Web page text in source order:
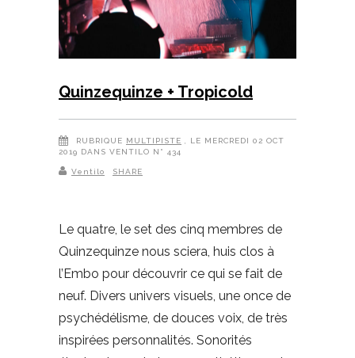
Quinzequinze + Tropicold
RUBRIQUE MULTIPISTE , LE MERCREDI 02 OCT
2019 DANS VENTILO N° 434
Ventilo SHARE
Le quatre, le set des cinq membres de
Quinzequinze nous sciera, huis clos à
l’Embo pour découvrir ce qui se fait de
neuf. Divers univers visuels, une once de
psychédélisme, de douces voix, de très
inspirées personnalités. Sonorités